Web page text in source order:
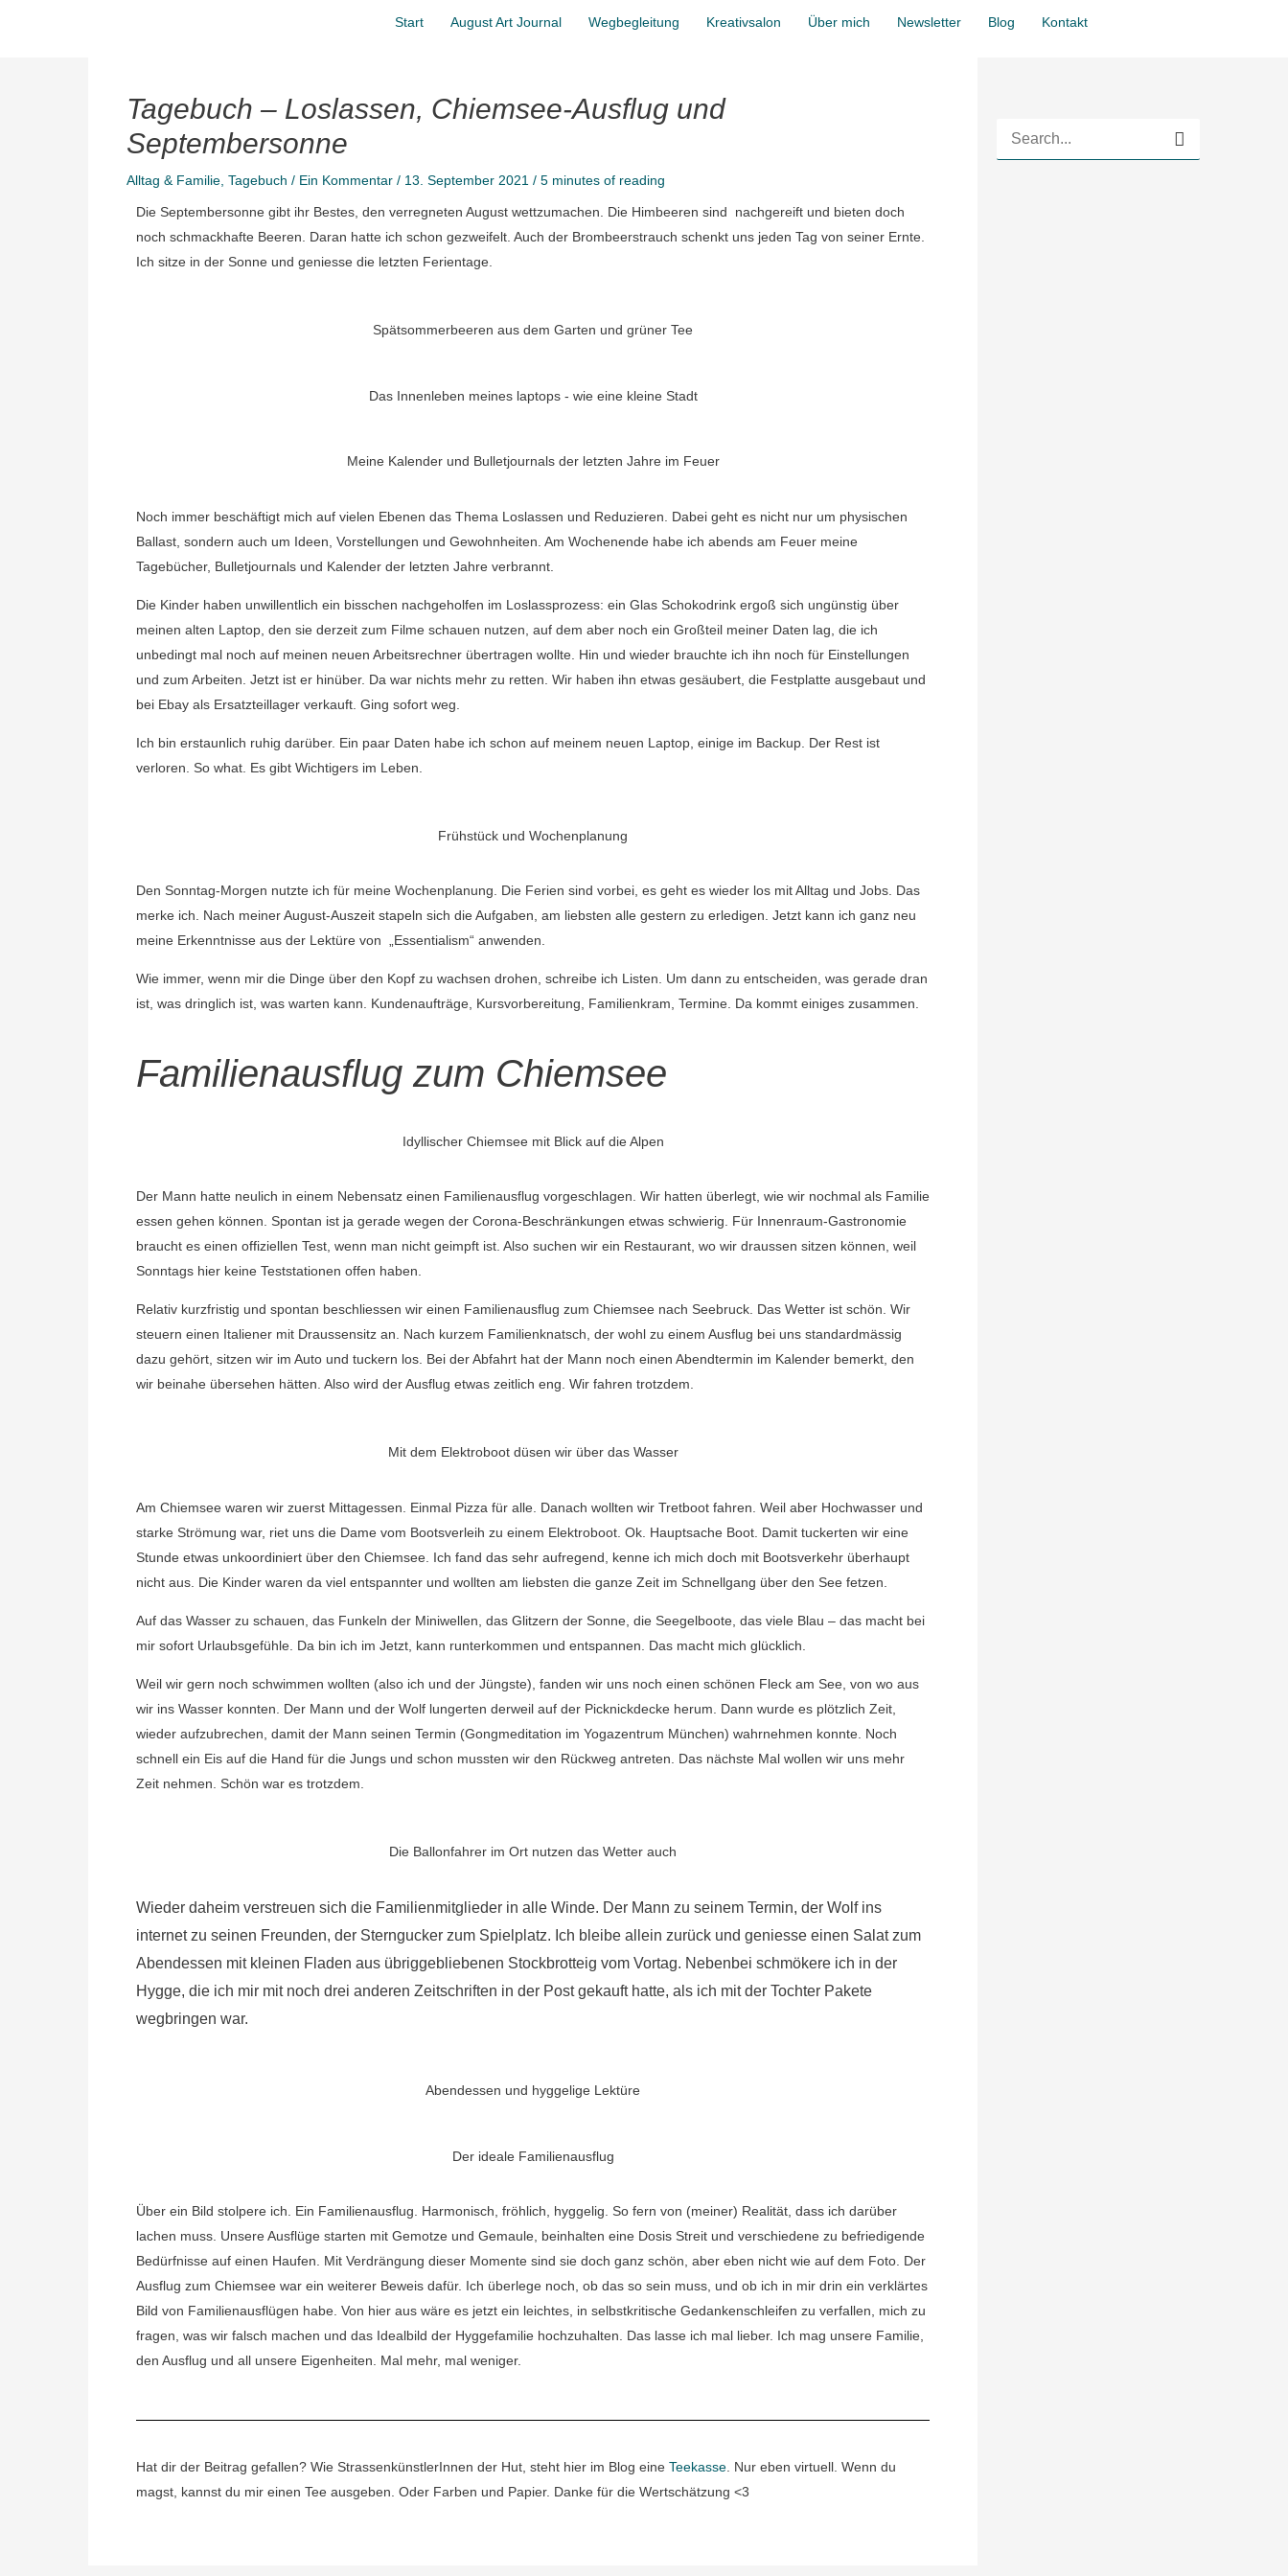
Start August Art Journal Wegbegleitung Kreativsalon Über mich Newsletter Blog Kontakt
Tagebuch – Loslassen, Chiemsee-Ausflug und
Septembersonne
Alltag & Familie Tagebuch / Ein Kommentar / 13. September 2021 / 5 minutes of reading
Die Septembersonne gibt ihr Bestes, den verregneten August wettzumachen. Die Himbeeren sind nachgereift und bieten doch
noch schmackhafte Beeren. Daran hatte ich schon gezweifelt. Auch der Brombeerstrauch schenkt uns jeden Tag von seiner Ernte.
Ich sitze in der Sonne und geniesse die letzten Ferientage.
Spätsommerbeeren aus dem Garten und grüner Tee
Das Innenleben meines laptops - wie eine kleine Stadt
Meine Kalender und Bulletjournals der letzten Jahre im Feuer
Noch immer beschäftigt mich auf vielen Ebenen das Thema Loslassen und Reduzieren. Dabei geht es nicht nur um physischen
Ballast, sondern auch um Ideen, Vorstellungen und Gewohnheiten. Am Wochenende habe ich abends am Feuer meine
Tagebücher, Bulletjournals und Kalender der letzten Jahre verbrannt.
Die Kinder haben unwillentlich ein bisschen nachgeholfen im Loslassprozess: ein Glas Schokodrink ergoß sich ungünstig über
meinen alten Laptop, den sie derzeit zum Filme schauen nutzen, auf dem aber noch ein Großteil meiner Daten lag, die ich
unbedingt mal noch auf meinen neuen Arbeitsrechner übertragen wollte. Hin und wieder brauchte ich ihn noch für Einstellungen
und zum Arbeiten. Jetzt ist er hinüber. Da war nichts mehr zu retten. Wir haben ihn etwas gesäubert, die Festplatte ausgebaut und
bei Ebay als Ersatzteillager verkauft. Ging sofort weg.
Ich bin erstaunlich ruhig darüber. Ein paar Daten habe ich schon auf meinem neuen Laptop, einige im Backup. Der Rest ist
verloren. So what. Es gibt Wichtigers im Leben.
Frühstück und Wochenplanung
Den Sonntag-Morgen nutzte ich für meine Wochenplanung. Die Ferien sind vorbei, es geht es wieder los mit Alltag und Jobs. Das
merke ich. Nach meiner August-Auszeit stapeln sich die Aufgaben, am liebsten alle gestern zu erledigen. Jetzt kann ich ganz neu
meine Erkenntnisse aus der Lektüre von „Essentialism“ anwenden.
Wie immer, wenn mir die Dinge über den Kopf zu wachsen drohen, schreibe ich Listen. Um dann zu entscheiden, was gerade dran
ist, was dringlich ist, was warten kann. Kundenaufträge, Kursvorbereitung, Familienkram, Termine. Da kommt einiges zusammen.
Familienausflug zum Chiemsee
Idyllischer Chiemsee mit Blick auf die Alpen
Der Mann hatte neulich in einem Nebensatz einen Familienausflug vorgeschlagen. Wir hatten überlegt, wie wir nochmal als Familie
essen gehen können. Spontan ist ja gerade wegen der Corona-Beschränkungen etwas schwierig. Für Innenraum-Gastronomie
braucht es einen offiziellen Test, wenn man nicht geimpft ist. Also suchen wir ein Restaurant, wo wir draussen sitzen können, weil
Sonntags hier keine Teststationen offen haben.
Relativ kurzfristig und spontan beschliessen wir einen Familienausflug zum Chiemsee nach Seebruck. Das Wetter ist schön. Wir
steuern einen Italiener mit Draussensitz an. Nach kurzem Familienknatsch, der wohl zu einem Ausflug bei uns standardmässig
dazu gehört, sitzen wir im Auto und tuckern los. Bei der Abfahrt hat der Mann noch einen Abendtermin im Kalender bemerkt, den
wir beinahe übersehen hätten. Also wird der Ausflug etwas zeitlich eng. Wir fahren trotzdem.
Mit dem Elektroboot düsen wir über das Wasser
Am Chiemsee waren wir zuerst Mittagessen. Einmal Pizza für alle. Danach wollten wir Tretboot fahren. Weil aber Hochwasser und
starke Strömung war, riet uns die Dame vom Bootsverleih zu einem Elektroboot. Ok. Hauptsache Boot. Damit tuckerten wir eine
Stunde etwas unkoordiniert über den Chiemsee. Ich fand das sehr aufregend, kenne ich mich doch mit Bootsverkehr überhaupt
nicht aus. Die Kinder waren da viel entspannter und wollten am liebsten die ganze Zeit im Schnellgang über den See fetzen.
Auf das Wasser zu schauen, das Funkeln der Miniwellen, das Glitzern der Sonne, die Seegelboote, das viele Blau – das macht bei
mir sofort Urlaubsgefühle. Da bin ich im Jetzt, kann runterkommen und entspannen. Das macht mich glücklich.
Weil wir gern noch schwimmen wollten (also ich und der Jüngste), fanden wir uns noch einen schönen Fleck am See, von wo aus
wir ins Wasser konnten. Der Mann und der Wolf lungerten derweil auf der Picknickdecke herum. Dann wurde es plötzlich Zeit,
wieder aufzubrechen, damit der Mann seinen Termin (Gongmeditation im Yogazentrum München) wahrnehmen konnte. Noch
schnell ein Eis auf die Hand für die Jungs und schon mussten wir den Rückweg antreten. Das nächste Mal wollen wir uns mehr
Zeit nehmen. Schön war es trotzdem.
Die Ballonfahrer im Ort nutzen das Wetter auch
Wieder daheim verstreuen sich die Familienmitglieder in alle Winde. Der Mann zu seinem Termin, der Wolf ins
internet zu seinen Freunden, der Sterngucker zum Spielplatz. Ich bleibe allein zurück und geniesse einen Salat zum
Abendessen mit kleinen Fladen aus übriggebliebenen Stockbrotteig vom Vortag. Nebenbei schmökere ich in der
Hygge, die ich mir mit noch drei anderen Zeitschriften in der Post gekauft hatte, als ich mit der Tochter Pakete
wegbringen war.
Abendessen und hyggelige Lektüre
Der ideale Familienausflug
Über ein Bild stolpere ich. Ein Familienausflug. Harmonisch, fröhlich, hyggelig. So fern von (meiner) Realität, dass ich darüber
lachen muss. Unsere Ausflüge starten mit Gemotze und Gemaule, beinhalten eine Dosis Streit und verschiedene zu befriedigende
Bedürfnisse auf einen Haufen. Mit Verdrängung dieser Momente sind sie doch ganz schön, aber eben nicht wie auf dem Foto. Der
Ausflug zum Chiemsee war ein weiterer Beweis dafür. Ich überlege noch, ob das so sein muss, und ob ich in mir drin ein verklärtes
Bild von Familienausflügen habe. Von hier aus wäre es jetzt ein leichtes, in selbstkritische Gedankenschleifen zu verfallen, mich zu
fragen, was wir falsch machen und das Idealbild der Hyggefamilie hochzuhalten. Das lasse ich mal lieber. Ich mag unsere Familie,
den Ausflug und all unsere Eigenheiten. Mal mehr, mal weniger.
Hat dir der Beitrag gefallen? Wie StrassenkünstlerInnen der Hut, steht hier im Blog eine Teekasse. Nur eben virtuell. Wenn du
magst, kannst du mir einen Tee ausgeben. Oder Farben und Papier. Danke für die Wertschätzung <3